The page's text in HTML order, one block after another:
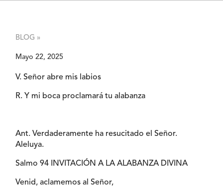
BLOG »
Mayo 22, 2025
V. Señor abre mis labios
R. Y mi boca proclamará tu alabanza
Ant. Verdaderamente ha resucitado el Señor.
Aleluya.
Salmo 94 INVITACIÓN A LA ALABANZA DIVINA
Venid, aclamemos al Señor,